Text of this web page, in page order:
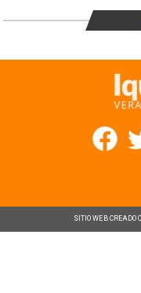
SITIO WEB